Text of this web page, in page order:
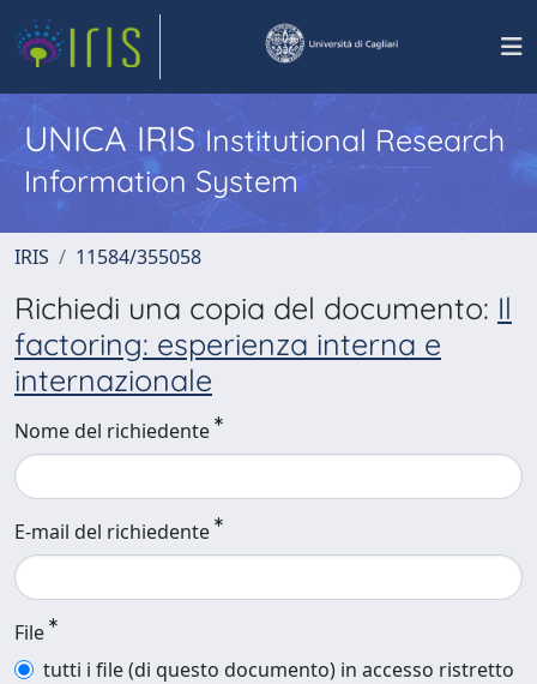
UNICA IRISInstitutional Research
Information System
IRIS 11584/355058
Richiedi una copia del documento: Il
factoring: esperienza interna e
internazionale
Nome del richiedente
E-mail del richiedente
File
tutti i file (di questo documento) in accesso ristretto